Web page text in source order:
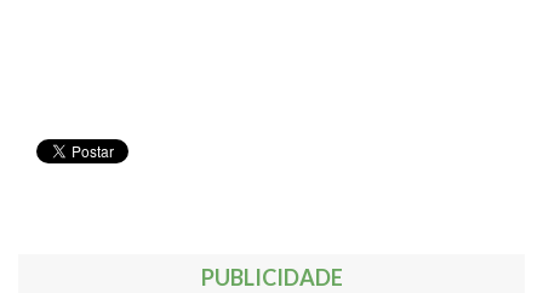
PUBLICIDADE